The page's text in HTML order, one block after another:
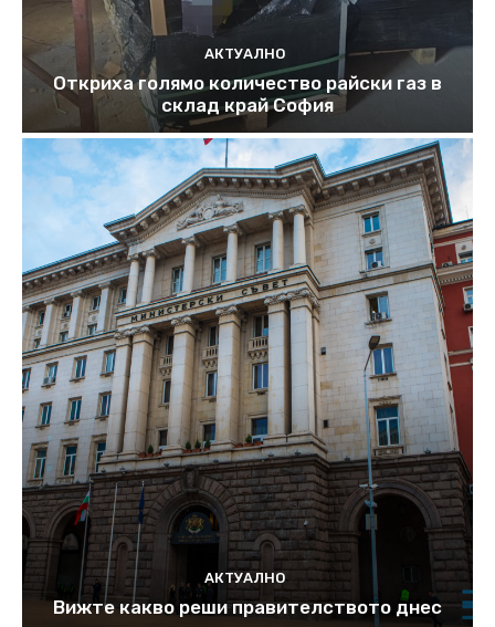
АКТУАЛНО
Откриха голямо количество райски газ в
склад край София
АКТУАЛНО
Вижте какво реши правителството днес